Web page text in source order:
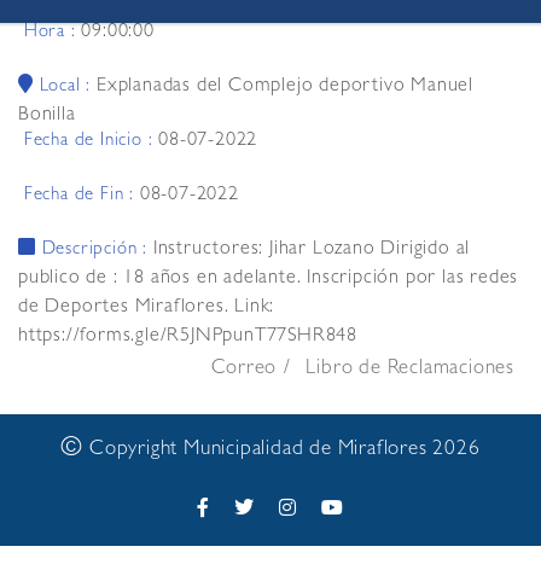
Hora :09:00:00
Local : Explanadas del Complejo deportivo Manuel
Bonilla
Fecha de Inicio :08-07-2022
Fecha de Fin : 08-07-2022
Descripción : Instructores: Jihar Lozano Dirigido al
publico de : 18 años en adelante. Inscripción por las redes
de Deportes Miraflores. Link:
https://forms.gle/R5JNPpunT77SHR848
Correo Libro de Reclamaciones
© Copyright Municipalidad de Miraflores 2026